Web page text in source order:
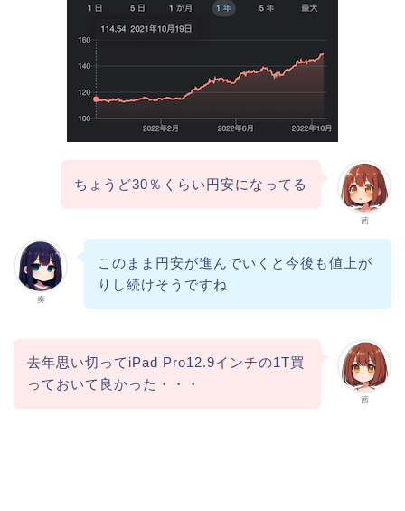
茜
ちょうど30％くらい円安になってる
奏
このまま円安が進んでいくと今後も値上が
りし続けそうですね
茜
去年思い切ってiPad Pro12.9インチの1T買
っておいて良かった・・・